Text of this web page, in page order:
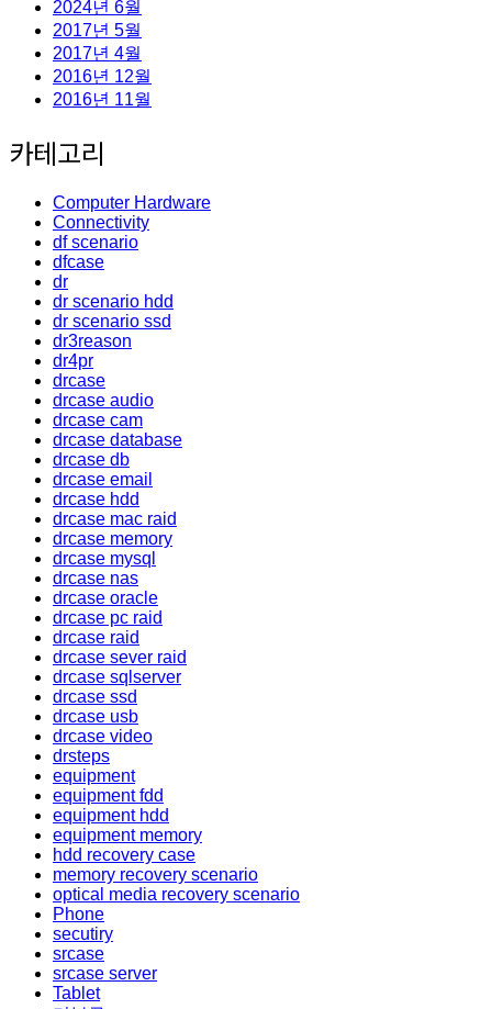
2024년 6월
2017년 5월
2017년 4월
2016년 12월
2016년 11월
카테고리
Computer Hardware
Connectivity
df scenario
dfcase
dr
dr scenario hdd
dr scenario ssd
dr3reason
dr4pr
drcase
drcase audio
drcase cam
drcase database
drcase db
drcase email
drcase hdd
drcase mac raid
drcase memory
drcase mysql
drcase nas
drcase oracle
drcase pc raid
drcase raid
drcase sever raid
drcase sqlserver
drcase ssd
drcase usb
drcase video
drsteps
equipment
equipment fdd
equipment hdd
equipment memory
hdd recovery case
memory recovery scenario
optical media recovery scenario
Phone
secutiry
srcase
srcase server
Tablet